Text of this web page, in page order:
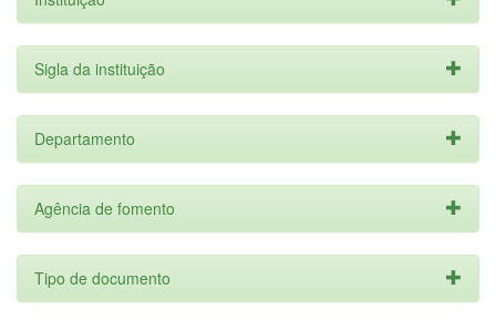
Sigla da instituição
Departamento
Agência de fomento
Tipo de documento